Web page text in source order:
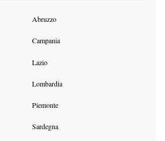
Abruzzo
Campania
Lazio
Lombardia
Piemonte
Sardegna